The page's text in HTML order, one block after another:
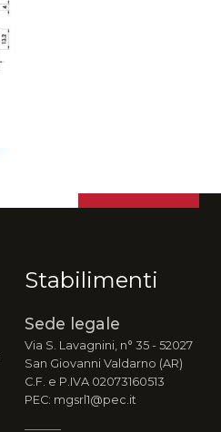
Stabilimenti
Sede legale
Via S. Lavagnini, n° 35 - 52027
San Giovanni Valdarno (AR)
C.F. e P.IVA 02073160513
PEC: mgsrl1@pec.it